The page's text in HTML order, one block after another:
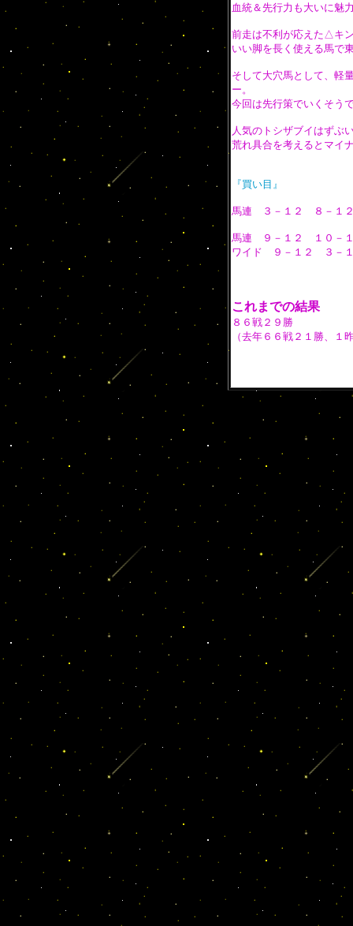
血統＆先行力も大いに魅
前走は不利が応えた△キ
いい脚を長く使える馬で
そして大穴馬として、軽
ー。
今回は先行策でいくそう
人気のトシザブイはずぶ
荒れ具合を考えるとマイ
『買い目』
馬連 ３－１２ ８－１
馬連 ９－１２ １０－
ワイド ９－１２ ３－
これまでの結果
８６戦２９勝
（去年６６戦２１勝、１